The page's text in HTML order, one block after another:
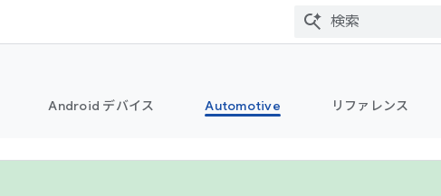
Android デバイス Automotive リファレンス